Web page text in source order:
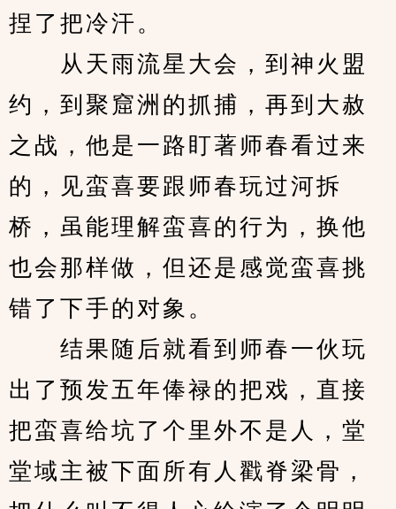
捏了把冷汗。
从天雨流星大会，到神火盟
约，到聚窟洲的抓捕，再到大赦
之战，他是一路盯著师春看过来
的，见蛮喜要跟师春玩过河拆
桥，虽能理解蛮喜的行为，换他
也会那样做，但还是感觉蛮喜挑
错了下手的对象。
结果随后就看到师春一伙玩
出了预发五年俸禄的把戏，直接
把蛮喜给坑了个里外不是人，堂
堂域主被下面所有人戳脊梁骨，